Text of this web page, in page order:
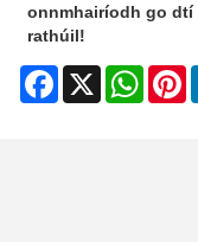
onnmhairíodh go dtí
rathúil!
Facebook
X